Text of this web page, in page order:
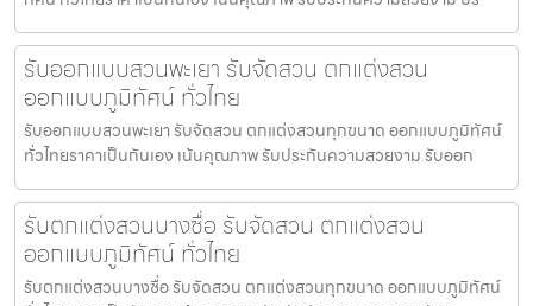
รับออกแบบสวนพะเยา รับจัดสวน ตกแต่งสวน
ออกแบบภูมิทัศน์ ทั่วไทย
รับออกแบบสวนพะเยา รับจัดสวน ตกแต่งสวนทุกขนาด ออกแบบภูมิทัศน์
ทั่วไทยราคาเป็นกันเอง เน้นคุณภาพ รับประกันความสวยงาม รับออก
รับตกแต่งสวนบางซื่อ รับจัดสวน ตกแต่งสวน
ออกแบบภูมิทัศน์ ทั่วไทย
รับตกแต่งสวนบางซื่อ รับจัดสวน ตกแต่งสวนทุกขนาด ออกแบบภูมิทัศน์